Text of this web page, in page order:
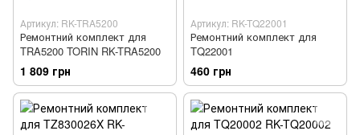
Артикул: RK-TRA5200
Ремонтний комплект для
TRA5200 TORIN RK-TRA5200
1 809 грн
Артикул: RK-TQ22001
Ремонтний комплект для
TQ22001
460 грн